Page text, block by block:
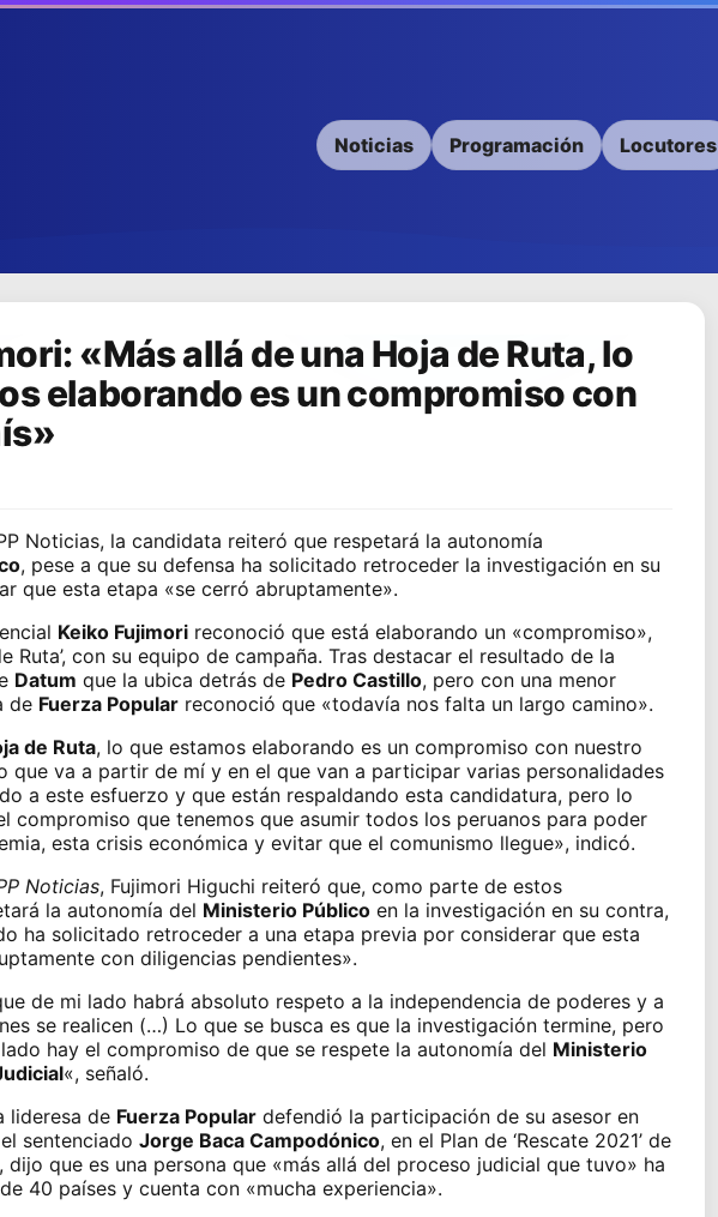
Noticias Programación Locutores
«Más allá de una Hoja de Ruta, lo
elaborando es un compromiso con
Noticias, la candidata reiteró que respetará la autonomía
, pese a que su defensa ha solicitado retroceder la investigación en su
que esta etapa «se cerró abruptamente».
Keiko Fujimorireconoció que está elaborando un «compromiso»,
Ruta’, con su equipo de campaña. Tras destacar el resultado de la
Datum que la ubica detrás de Pedro Castillo, pero con una menor
de Fuerza Popularreconoció que «todavía nos falta un largo camino».
de Ruta, lo que estamos elaborando es un compromiso con nuestro
que va a partir de mí y en el que van a participar varias personalidades
a este esfuerzo y que están respaldando esta candidatura, pero lo
compromiso que tenemos que asumir todos los peruanos para poder
esta crisis económica y evitar que el comunismo llegue», indicó.
Noticias, Fujimori Higuchi reiteró que, como parte de estos
la autonomía del Ministerio Públicoen la investigación en su contra,
ha solicitado retroceder a una etapa previa por considerarque esta
con diligencias pendientes».
de mi lado habrá absoluto respeto a la independencia de poderes y a
se realicen (…) Lo que se busca es que la investigación termine, pero
hay el compromiso de que se respete la autonomía del Ministerio
«, señaló.
lideresa de Fuerza Populardefendió la participación de su asesor en
sentenciado Jorge Baca Campodónico, en el Plan de ‘Rescate 2021’ de
dijo que es una persona que «más allá del proceso judicial que tuvo» ha
40 países y cuenta con «mucha experiencia».